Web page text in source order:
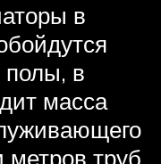
в
в
масса
метров труб.